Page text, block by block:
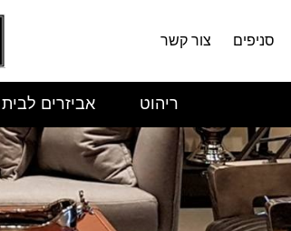
סניפים צור קשר
ריהוט אביזרים לבית